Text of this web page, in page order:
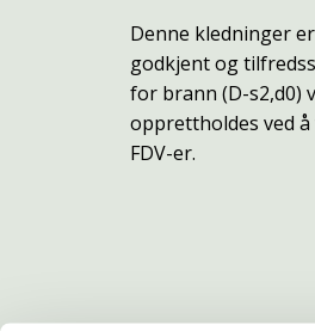
Denne kledninger
godkjent og
for brann (D-s2,d0)
opprettholdes ved
FDV-er.